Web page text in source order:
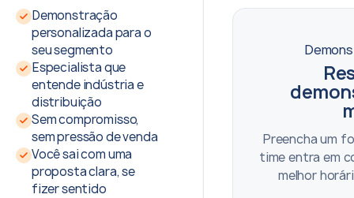
Demonstração
personalizada para o
seu segmento
Especialista que
entende indústria e
distribuição
Sem compromisso,
sem pressão de venda
Você sai com uma
proposta clara, se
fizer sentido
Preencha um
time entra em
melhor